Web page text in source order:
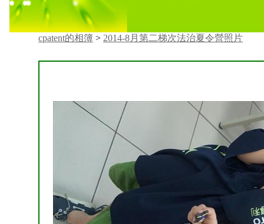
cpatent的相簿 > 2014-8月第二梯次法治夏令營照片